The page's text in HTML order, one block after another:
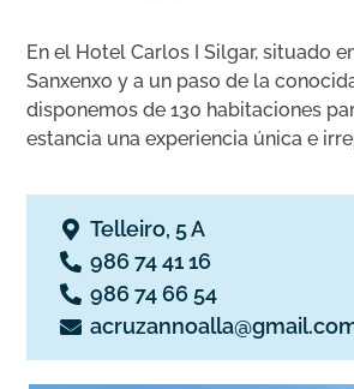
En el Hotel Carlos I Silgar, situado
Sanxenxo y a un paso de la
disponemos de 130 habitaciones
estancia una experiencia única e
Telleiro, 5 A
986 74 41 16
986 74 66 54